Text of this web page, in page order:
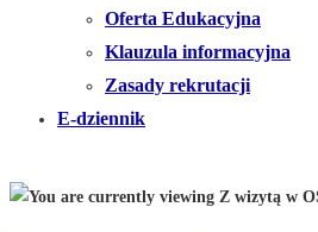
Oferta Edukacyjna
Klauzula informacyjna
Zasady rekrutacji
E-dziennik